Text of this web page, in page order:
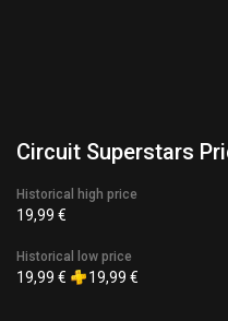
Circuit Superstars
Historical high price
19,99 €
Historical low price
19,99 € 19,99 €